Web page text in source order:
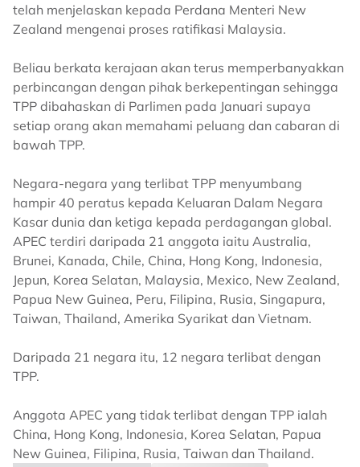
telah menjelaskan kepada Perdana Menteri New
Zealand mengenai proses ratifikasi Malaysia.
Beliau berkata kerajaan akan terus memperbanyakkan
perbincangan dengan pihak berkepentingan sehingga
TPP dibahaskan di Parlimen pada Januari supaya
setiap orang akan memahami peluang dan cabaran di
bawah TPP.
Negara-negara yang terlibat TPP menyumbang
hampir 40 peratus kepada Keluaran Dalam Negara
Kasar dunia dan ketiga kepada perdagangan global.
APEC terdiri daripada 21 anggota iaitu Australia,
Brunei, Kanada, Chile, China, Hong Kong, Indonesia,
Jepun, Korea Selatan, Malaysia, Mexico, New Zealand,
Papua New Guinea, Peru, Filipina, Rusia, Singapura,
Taiwan, Thailand, Amerika Syarikat dan Vietnam.
Daripada 21 negara itu, 12 negara terlibat dengan
TPP.
Anggota APEC yang tidak terlibat dengan TPP ialah
China, Hong Kong, Indonesia, Korea Selatan, Papua
New Guinea, Filipina, Rusia, Taiwan dan Thailand.